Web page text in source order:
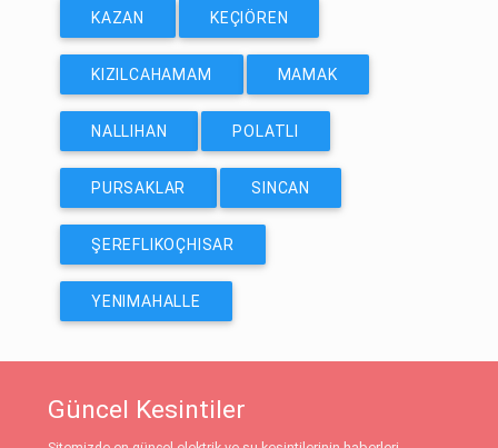
KAZAN KEÇIÖREN
KIZILCAHAMAM MAMAK
NALLIHAN POLATLI
PURSAKLAR SINCAN
ŞEREFLIKOÇHISAR
YENIMAHALLE
Güncel Kesintiler